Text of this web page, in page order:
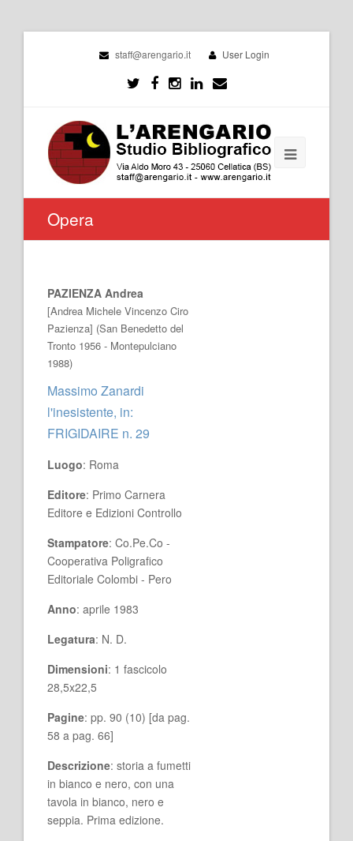
staff@arengario.it User Login
Opera
PAZIENZA Andrea
[Andrea Michele Vincenzo Ciro
Pazienza] (San Benedetto del
Tronto 1956 - Montepulciano
1988)
Massimo Zanardi
l'inesistente, in:
FRIGIDAIRE n. 29
Luogo: Roma
Editore: Primo Carnera
Editore e Edizioni Controllo
Stampatore: Co.Pe.Co -
Cooperativa Poligrafico
Editoriale Colombi - Pero
Anno: aprile 1983
Legatura: N. D.
Dimensioni: 1 fascicolo
28,5x22,5
Pagine: pp. 90 (10) [da pag.
58 a pag. 66]
Descrizione: storia a fumetti
in bianco e nero, con una
tavola in bianco, nero e
seppia. Prima edizione.